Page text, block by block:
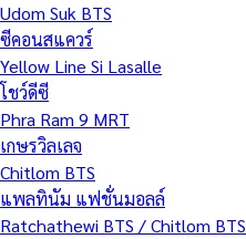
Udom Suk BTS
ซีคอนสแควร์
Yellow Line Si Lasalle
โชว์ดีซี
Phra Ram 9 MRT
เกษรวิลเลจ
Chitlom BTS
แพลทินัม แฟชั่นมอลล์
Ratchathewi BTS / Chitlom BTS